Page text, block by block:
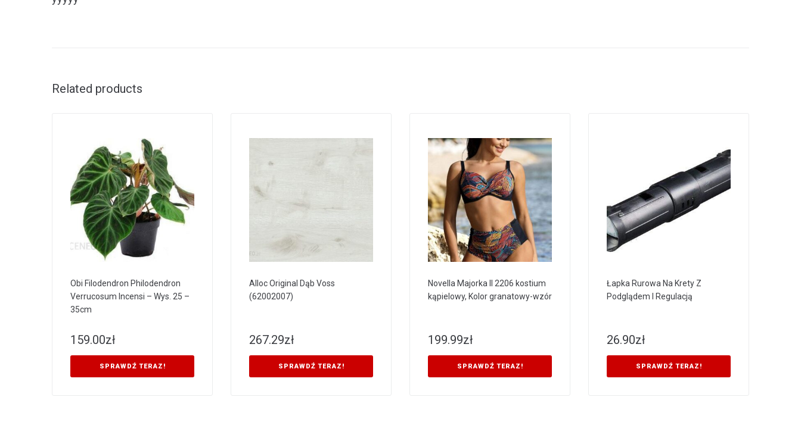
Related products
Obi Filodendron Philodendron
Verrucosum Incensi – Wys. 25 –
35cm
159.00zł
SPRAWDŹ TERAZ!
Alloc Original Dąb Voss
(62002007)
267.29zł
SPRAWDŹ TERAZ!
Novella Majorka II 2206 kostium
kąpielowy, Kolor granatowy-wzór
199.99zł
SPRAWDŹ TERAZ!
Łapka Rurowa Na Krety Z
Podglądem I Regulacją
26.90zł
SPRAWDŹ TERAZ!